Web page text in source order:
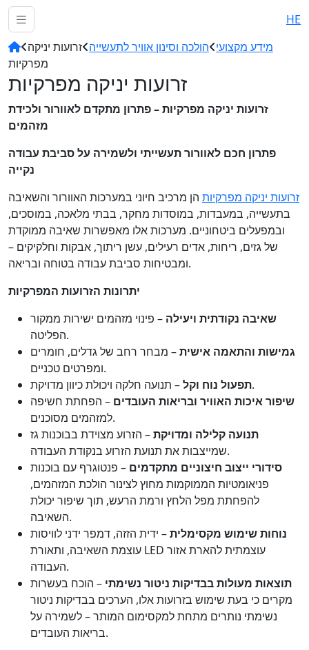
HE
מידע מקצועי הולכה וסינון אוויר לתעשייה זרועות יניקה
מפרקיות
זרועות יניקה מפרקיות
זרועות יניקה מפרקיות – פתרון מתקדם לאוורור ולכידת
מזהמים
פתרון חכם לאוורור תעשייתי ולשמירה על סביבת עבודה
נקייה
זרועות יניקה מפרקיות הן מרכיב חיוני במערכות האוורור והשאיבה
בתעשייה, במעבדות, במוסדות מחקר, בבתי מלאכה, במוסכים,
ובמפעלים ביטחוניים. מערכות אלו מאפשרות שאיבה ממוקדת
של גזים, ריחות, אדים רעילים, עשן ריתוך, אבקות וחלקיקים –
ומבטיחות סביבת עבודה בטוחה ובריאה.
יתרונות הזרועות המפרקיות
שאיבה נקודתית ויעילה – פינוי מזהמים ישירות ממקור
הפליטה.
גמישות והתאמה אישית– מבחר רחב של גדלים, חומרים
ומפרטים טכניים.
תפעול נוח וקל– תנועה חלקה ויכולת כיוון מדויקת.
שיפור איכות האוויר ובריאות העובדים – הפחתת חשיפה
למזהמים מסוכנים.
תנועה קלילה ומדויקת– הזרוע מצוידת בבוכנות גז
שמייצבות את תנועת הזרוע בנקודת העבודה.
סידורי ייצוב חיצוניים מתקדמים – פנטוגרף עם בוכנות
פניאומטיות הממוקמות מחוץ לצינור הולכת המזהמים,
להפחתת מפל הלחץ ורמת הרעש, תוך שיפור יכולת
השאיבה.
נוחות שימוש מקסימלית– ידית הזזה, דמפר ידני לוויסות
עוצמת השאיבה, ותאורת LED עוצמתית להארת אזור
העבודה.
תוצאות מעולות בבדיקות ניטור נשימתי – הוכח בעשרות
מקרים כי בעת שימוש בזרועות אלו, הערכים בבדיקות ניטור
נשימתי נותרים מתחת למקסימום המותר – לשמירה על
בריאות העובדים.